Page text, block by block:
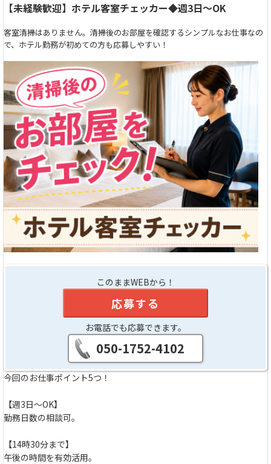
【未経験歓迎】ホテル客室チェッカー◆週3日～OK
客室清掃はありません。清掃後のお部屋を確認するシンプルなお仕事なの
で、ホテル勤務が初めての方も応募しやすい！
このままWEBから！
応募する
お電話でも応募できます。
050-1752-4102
今回のお仕事ポイント5つ！
【週3日～OK】
勤務日数の相談可。
【14時30分まで】
午後の時間を有効活用。